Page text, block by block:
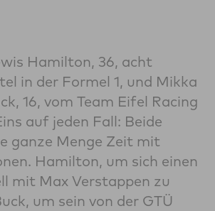
Hamilton, 36, acht
in der Formel 1, und Mikka
16, vom Team Eifel Racing
auf jeden Fall: Beide
ganze Menge Zeit mit
Hamilton, um sich einen
mit Max Verstappen zu
um sein von der GTÜ